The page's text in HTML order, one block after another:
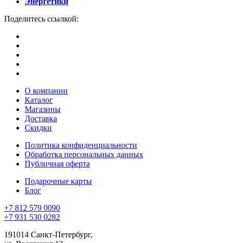
Поделитесь ссылкой:
О компании
Каталог
Магазины
Доставка
Скидки
Политика конфиденциальности
Обработка персональных данных
Публичная оферта
Подарочные карты
Блог
+7 812 579 0090
+7 931 530 0282
191014 Санкт-Петербург,